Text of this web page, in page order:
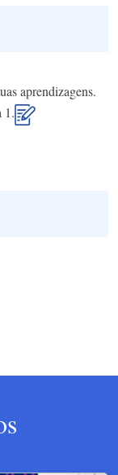
aprendizagens.
1.